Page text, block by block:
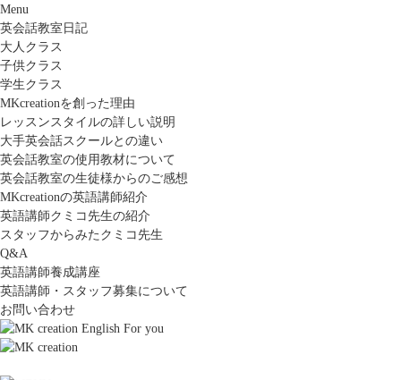
Menu
英会話教室日記
大人クラス
子供クラス
学生クラス
MKcreationを創った理由
レッスンスタイルの詳しい説明
大手英会話スクールとの違い
英会話教室の使用教材について
英会話教室の生徒様からのご感想
MKcreationの英語講師紹介
英語講師クミコ先生の紹介
スタッフからみたクミコ先生
Q&A
英語講師養成講座
英語講師・スタッフ募集について
お問い合わせ